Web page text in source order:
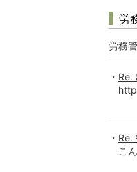
労
労務
Re:
Re:
こ